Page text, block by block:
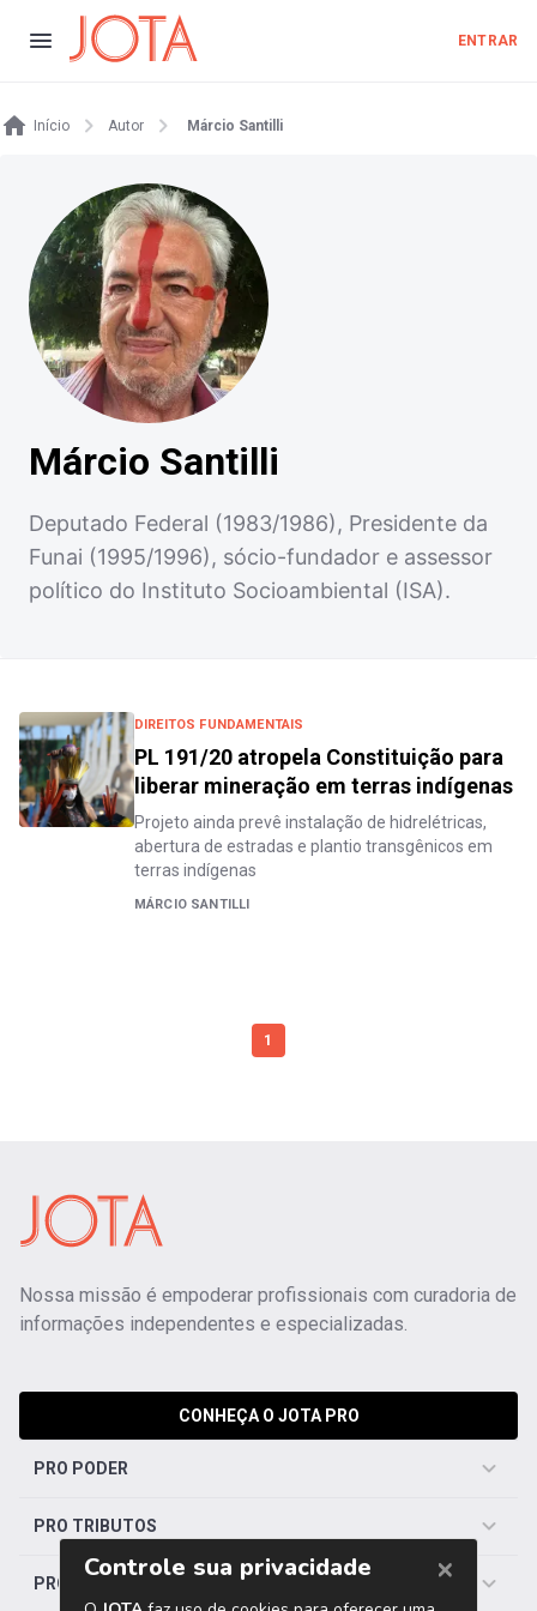
ENTRAR
Início Autor Márcio Santilli
Márcio Santilli
Deputado Federal (1983/1986), Presidente da
Funai (1995/1996), sócio-fundador e assessor
político do Instituto Socioambiental (ISA).
DIREITOS FUNDAMENTAIS
PL 191/20 atropela Constituição para
liberar mineração em terras indígenas
Projeto ainda prevê instalação de hidrelétricas,
abertura de estradas e plantio transgênicos em
terras indígenas
MÁRCIO SANTILLI
1
Nossa missão é empoderar profissionais com curadoria de
informações independentes e especializadas.
CONHEÇA O JOTA PRO
PRO PODER
PRO TRIBUTOS
PRO TRABALHISTA